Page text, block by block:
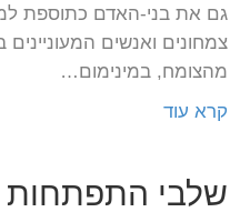
גם את בני-האדם כתוספת
צמחונים ואנשים
מהצומח, במינימום…
קרא עוד
שלבי התפתחות